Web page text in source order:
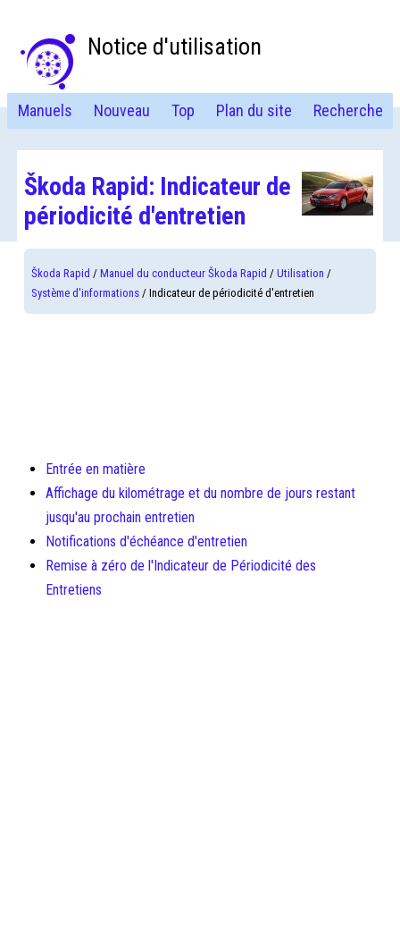
Notice d'utilisation
Manuels Nouveau Top Plan du site Recherche
Škoda Rapid: Indicateur de
périodicité d'entretien
Škoda Rapid /Manuel du conducteur Škoda Rapid /Utilisation /
Système d'informations / Indicateur de périodicité d'entretien
Entrée en matière
Affichage du kilométrage et du nombre de jours restant
jusqu'au prochain entretien
Notifications d'échéance d'entretien
Remise à zéro de l'Indicateur de Périodicité des
Entretiens